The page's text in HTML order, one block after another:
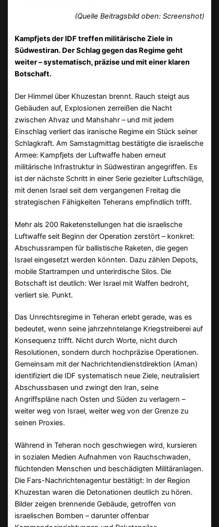
(Quelle Beitragsbild oben: Screenshot)
Kampfjets der IDF treffen militärische Ziele in
Südwestiran. Der Schlag gegen das Regime geht
weiter – systematisch, präzise und mit einer klaren
Botschaft.
Der Himmel über Khuzestan brennt. Rauch steigt aus
Gebäuden auf, Explosionen zerreißen die Nacht
zwischen Ahvaz und Mahshahr – und mit jedem
Einschlag verliert das iranische Regime ein Stück seiner
Schlagkraft. Am Samstagmittag bestätigte die israelische
Armee: Kampfjets der Luftwaffe haben erneut
militärische Infrastruktur in Südwestiran angegriffen. Es
ist der nächste Schritt in einer Serie gezielter Luftschläge,
mit denen Israel seit dem vergangenen Freitag die
strategischen Fähigkeiten Teherans empfindlich trifft.
Mehr als 200 Raketenstellungen hat die israelische
Luftwaffe seit Beginn der Operation zerstört – konkret:
Abschussrampen für ballistische Raketen, die gegen
Israel eingesetzt werden könnten. Dazu zählen Depots,
mobile Startrampen und unterirdische Silos. Die
Botschaft ist deutlich: Wer Israel mit Waffen bedroht,
verliert sie. Punkt.
Das Unrechtsregime in Teheran erlebt gerade, was es
bedeutet, wenn seine jahrzehntelange Kriegstreiberei auf
Konsequenz trifft. Nicht durch Worte, nicht durch
Resolutionen, sondern durch hochpräzise Operationen.
Gemeinsam mit der Nachrichtendienstdirektion (Aman)
identifiziert die IDF systematisch neue Ziele, neutralisiert
Abschussbasen und zwingt den Iran, seine
Angriffspläne nach Osten und Süden zu verlagern –
weiter weg von Israel, weiter weg von der Grenze zu
seinen Proxies.
Während in Teheran noch geschwiegen wird, kursieren
in sozialen Medien Aufnahmen von Rauchschwaden,
flüchtenden Menschen und beschädigten Militäranlagen.
Die Fars-Nachrichtenagentur bestätigt: In der Region
Khuzestan waren die Detonationen deutlich zu hören.
Bilder zeigen brennende Gebäude, getroffen von
israelischen Bomben – darunter offenbar